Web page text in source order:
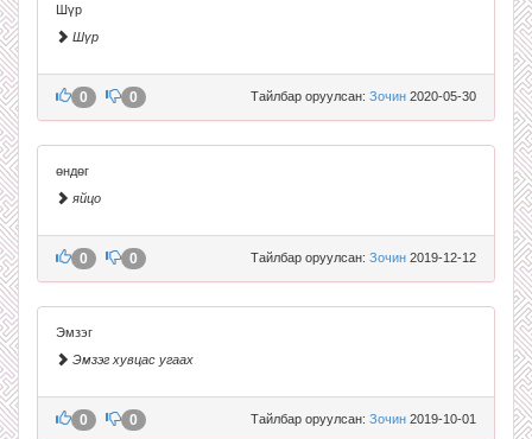
Шүр
Шүр
Тайлбар оруулсан: Зочин 2020-05-30
0 0
өндөг
яйцо
Тайлбар оруулсан: Зочин 2019-12-12
0 0
Эмзэг
Эмзэг хувцас угаах
Тайлбар оруулсан: Зочин 2019-10-01
0 0